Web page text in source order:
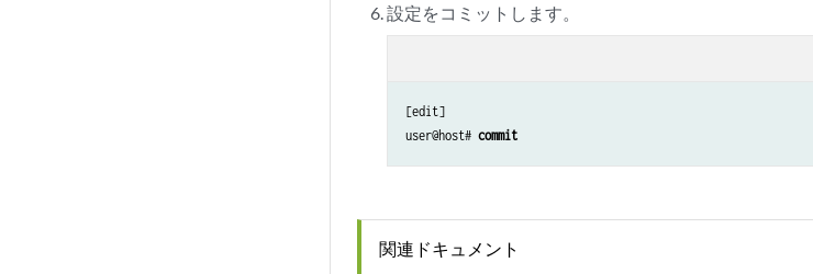
設定をコミットします。
[edit]
user@host# commit
関連ドキュメント